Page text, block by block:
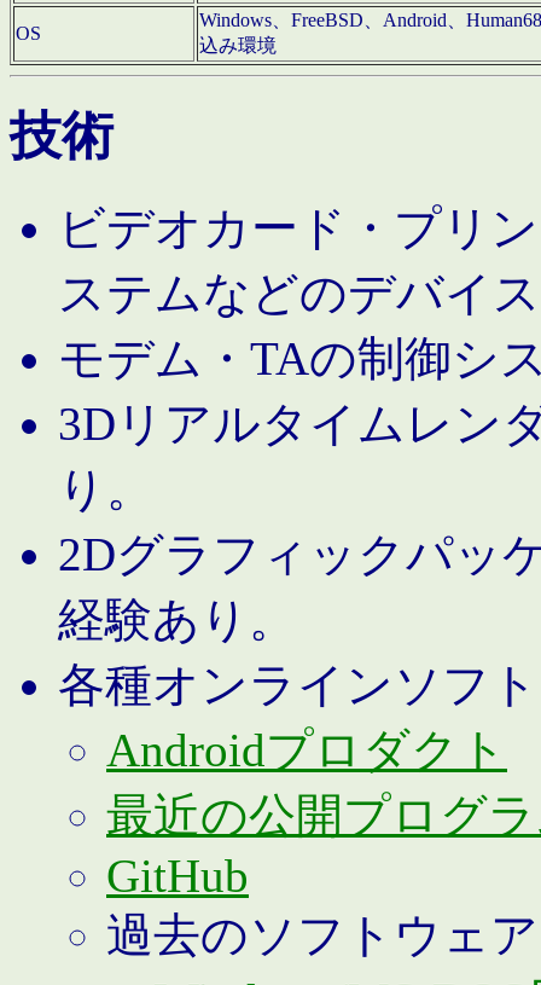
OS
Windows、FreeBSD、Android、
込み環境
技術
ビデオカード・プリ
ステムなどのデバイ
モデム・TAの制御シ
3Dリアルタイムレン
り。
2Dグラフィックパッ
経験あり。
各種オンラインソフ
Androidプロダクト
最近の公開プログ
GitHub
過去のソフトウェア